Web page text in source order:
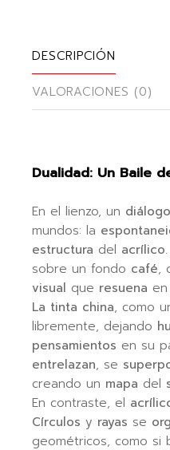
DESCRIPCIÓN
VALORACIONES (0)
Dualidad: Un Baile
En el lienzo, un diálogo
mundos: la
estructura del acrílico
sobre un fondo café,
visual que resuena
La tinta china, como
libremente, dejando
pensamientos en su
entrelazan, se
creando un mapa del
En contraste, el
Círculos y rayas se
geométricos, como si